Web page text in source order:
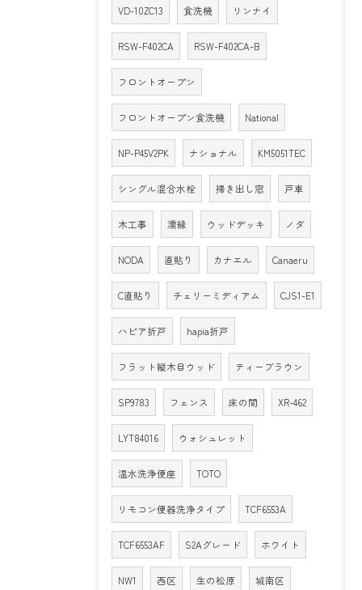
VD-10ZC13 食洗機 リンナイ
RSW-F402CA RSW-F402CA-B
フロントオープン
フロントオープン食洗機 National
NP-P45V2PK ナショナル KM5051TEC
シングル混合水栓 掃き出し窓 戸車
木工事 濡縁 ウッドデッキ ノダ
NODA 直貼り カナエル Canaeru
C直貼り チェリーミディアム CJS1-E1
ハピア折戸 hapia折戸
フラット縦木目ウッド ティーブラウン
SP9783 フェンス 床の間 XR-462
LYT84016 ウォシュレット
温水洗浄便座 TOTO
リモコン便器洗浄タイプ TCF6553A
TCF6553AF S2Aグレード ホワイト
NW1 西区 生の松原 城南区